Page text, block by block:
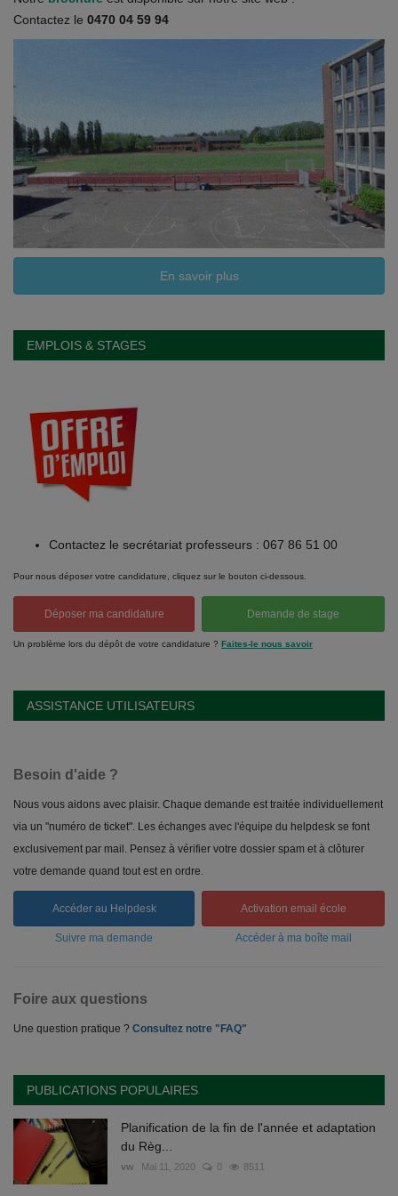
Documents
Contactez le 0470 04 59 94
En savoir plus
EMPLOIS & STAGES
Contactez le secrétariat professeurs : 067 86 51 00
Pour nous déposer votre candidature, cliquez sur le bouton ci-dessous.
Déposer ma candidature Demande de stage
Un problème lors du dépôt de votre candidature ? Faites-le nous savoir
ASSISTANCE UTILISATEURS
Besoin d'aide ?
Nous vous aidons avec plaisir. Chaque demande est traitée individuellement
via un "numéro de ticket". Les échanges avec l'équipe du helpdesk se font
exclusivement par mail. Pensez à vérifier votre dossier spam et à clôturer
votre demande quand tout est en ordre.
Accéder au Helpdesk Activation email école
Suivre ma demande Accéder à ma boîte mail
Foire aux questions
Une question pratique ? Consultez notre "FAQ"
PUBLICATIONS POPULAIRES
Planification de la fin de l'année et adaptation
du Règ...
vw Mai 11, 2020 0 8511